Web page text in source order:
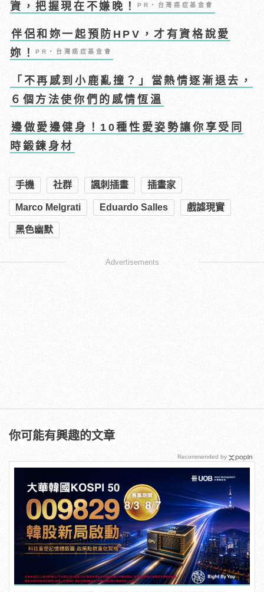
資，把握現在不嫌晚！PR・台灣癌症基金會
伴侶和妳一起預防HPV，才有資格說愛
妳！PR・台灣癌症基金會
「不再感到小鹿亂撞？」當熱情逐漸退去，
６個方法使你們的感情恆溫
邊做愛邊健身！10種性愛姿勢讓你享受同
時鍛鍊身材
手機 社群 諷刺插畫 插畫家
Marco Melgrati Eduardo Salles 戲謔現實
黑色幽默
Advertisements
你可能有興趣的文章
Recommended by